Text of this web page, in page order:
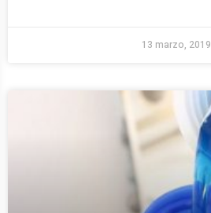
13 marzo, 2019